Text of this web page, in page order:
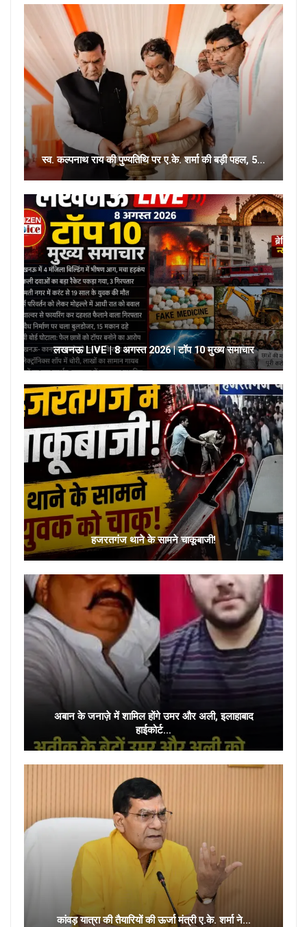
स्व. कल्पनाथ राय की पुण्यतिथि पर ए.के. शर्मा की बड़ी पहल, 5…
लखनऊ LIVE | 8 अगस्त 2026 | टॉप 10 मुख्य समाचार
हजरतगंज थाने के सामने चाकूबाजी!
अबान के जनाज़े में शामिल होंगे उमर और अली, इलाहाबाद
हाईकोर्ट…
कांवड़ यात्रा की तैयारियों की ऊर्जा मंत्री ए.के. शर्मा ने…